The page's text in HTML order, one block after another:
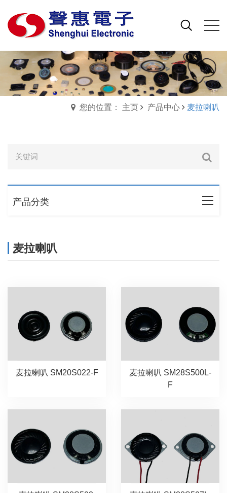
您的位置： 主页 产品中心 麦拉喇叭
产品分类
麦拉喇叭
麦拉喇叭 SM20S022-F
麦拉喇叭 SM28S500L-
F